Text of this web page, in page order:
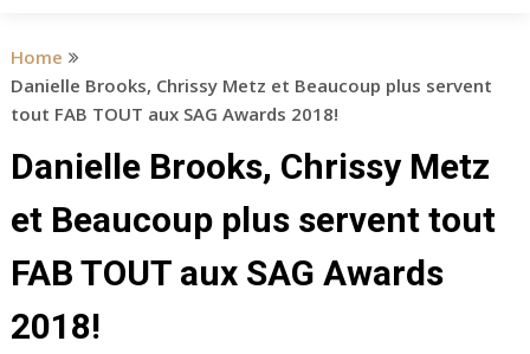
Home
Danielle Brooks, Chrissy Metz et Beaucoup plus servent
tout FAB TOUT aux SAG Awards 2018!
Danielle Brooks, Chrissy Metz
et Beaucoup plus servent tout
FAB TOUT aux SAG Awards
2018!